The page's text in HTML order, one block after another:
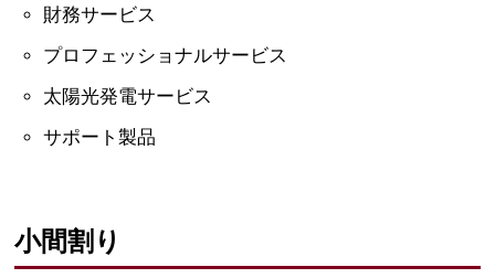
財務サービス
プロフェッショナルサービス
太陽光発電サービス
サポート製品
小間割り